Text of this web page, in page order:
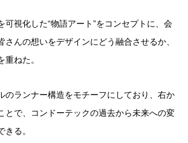
可視化した“物語アート”をコンセプトに、会
さんの想いをデザインにどう融合させるか、
ねた。
のランナー構造をモチーフにしており、右か
とで、コンドーテックの過去から未来への変
る。